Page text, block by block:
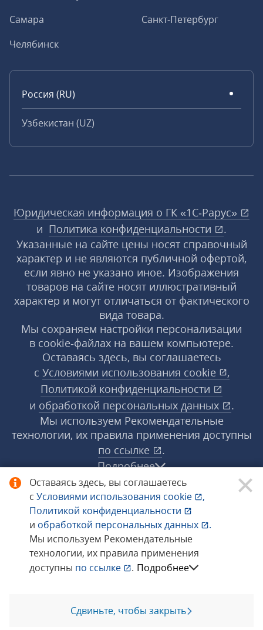
Оставаясь здесь, вы соглашаетесь
с Условиями использования cookie
,
Политикой конфиденциальности
и обработкой персональных данных
.
Мы используем Рекомендательные
технологии, их правила применения
доступны по ссылке . Подробнее
Сдвиньте, чтобы закрыть
Самара
Санкт-Петербург
Челябинск
Россия (RU)
Узбекистан (UZ)
Юридическая информация о ГК «1С‑Рарус»
и Политика конфиденциальности
.
Указанные на сайте цены носят справочный
характер и не являются публичной офертой,
если явно не указано иное. Изображения
товаров на сайте носят иллюстративный
характер и могут отличаться от фактического
вида товара.
Мы сохраняем настройки персонализации
в cookie‑файлах на вашем компьютере.
Оставаясь здесь, вы соглашаетесь
с Условиями использования cookie
,
Политикой конфиденциальности
и обработкой персональных данных
.
Мы используем Рекомендательные
технологии, их правила применения доступны
по ссылке
.
Подробнее
© 1998−2026 «1С‑Рарус» ®. Все права
защищены.
Сообщить об ошибке
Позвоните мне